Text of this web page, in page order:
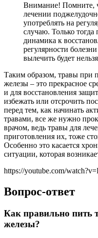
Внимание! Помните,
лечении
употреблять на
случаю. Только тогда
динамика к
регулярности
вылечить будет
Таким образом, травы при
железы – это прекрасное
и для восстановления
избежать или отсрочить
перед тем, как начинать
травами, все же нужно
врачом, ведь травы для
приготовления их, тоже
Особенно это касается
ситуации, которая
https://youtube.com/
Вопрос-ответ
Как правильно пить
железы?